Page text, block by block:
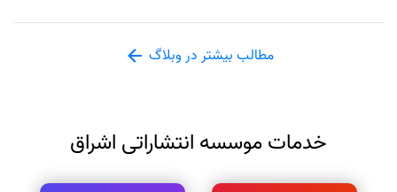
مطالب بیشتر در وبلاگ
خدمات موسسه انتشاراتی اشراق